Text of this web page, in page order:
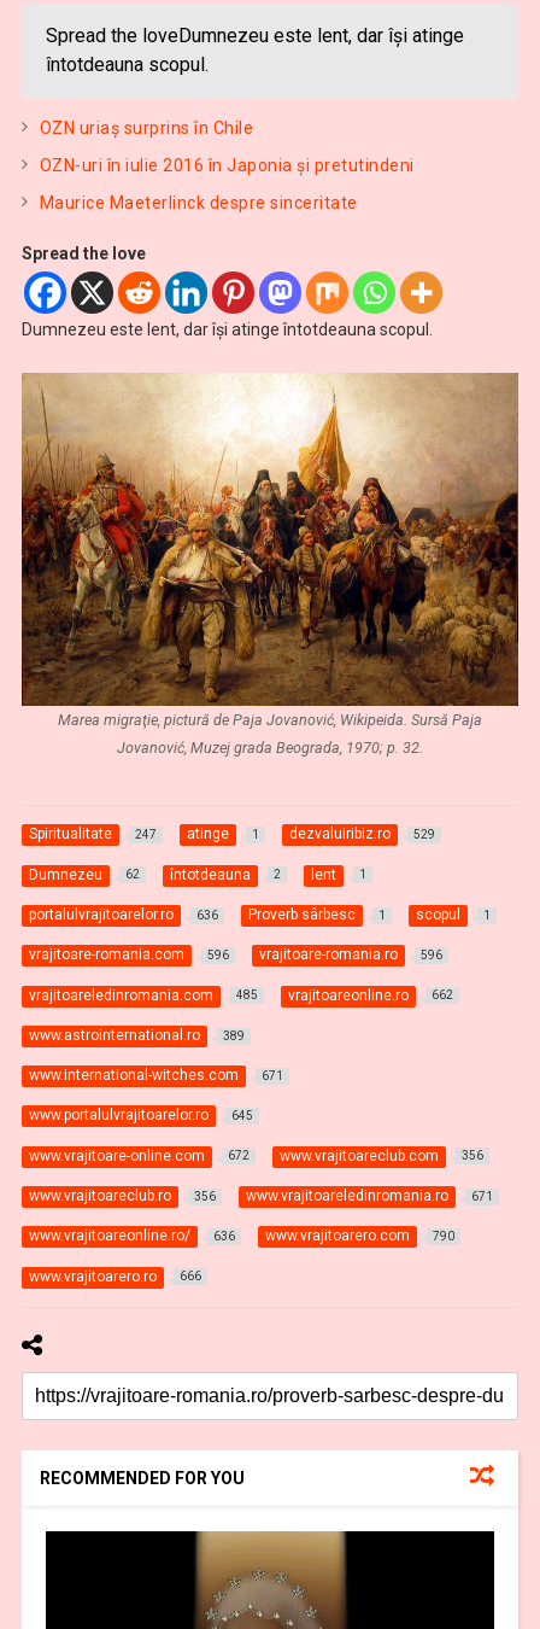
Spread the loveDumnezeu este lent, dar îşi atinge
întotdeauna scopul.
OZN uriaş surprins în Chile
OZN-uri în iulie 2016 în Japonia şi pretutindeni
Maurice Maeterlinck despre sinceritate
Spread the love
Dumnezeu este lent, dar îşi atinge întotdeauna scopul.
Marea migraţie, pictură de Paja Jovanović, Wikipeida. Sursă Paja
Jovanović, Muzej grada Beograda, 1970; p. 32.
Spiritualitate 247 atinge 1 dezvaluiribiz.ro 529
Dumnezeu 62 întotdeauna 2 lent 1
portalulvrajitoarelor.ro 636 Proverb sârbesc 1 scopul 1
vrajitoare-romania.com 596 vrajitoare-romania.ro 596
vrajitoareledinromania.com 485 vrajitoareonline.ro 662
www.astrointernational.ro 389
www.international-witches.com 671
www.portalulvrajitoarelor.ro 645
www.vrajitoare-online.com 672 www.vrajitoareclub.com 356
www.vrajitoareclub.ro 356 www.vrajitoareledinromania.ro 671
www.vrajitoareonline.ro/ 636 www.vrajitoarero.com 790
www.vrajitoarero.ro 666
RECOMMENDED FOR YOU